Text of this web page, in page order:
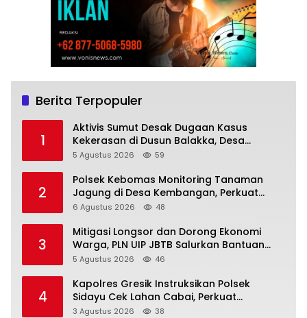
Berita Terpopuler
1
Aktivis Sumut Desak Dugaan Kasus
Kekerasan di Dusun Balakka, Desa
Gunung Malintang Diusut Tuntas
5 Agustus 2026 59
2
Polsek Kebomas Monitoring Tanaman
Jagung di Desa Kembangan, Perkuat
Dukungan Ketahanan Pangan Nasional
6 Agustus 2026 48
3
Mitigasi Longsor dan Dorong Ekonomi
Warga, PLN UIP JBTB Salurkan Bantuan
Konservasi 4.000 Pohon Aren Genjah Asal
5 Agustus 2026 46
4
Kapolres Gresik Instruksikan Polsek
Sidayu Cek Lahan Cabai, Perkuat
Ketahanan Pangan dan Stabilitas Harga
3 Agustus 2026 38